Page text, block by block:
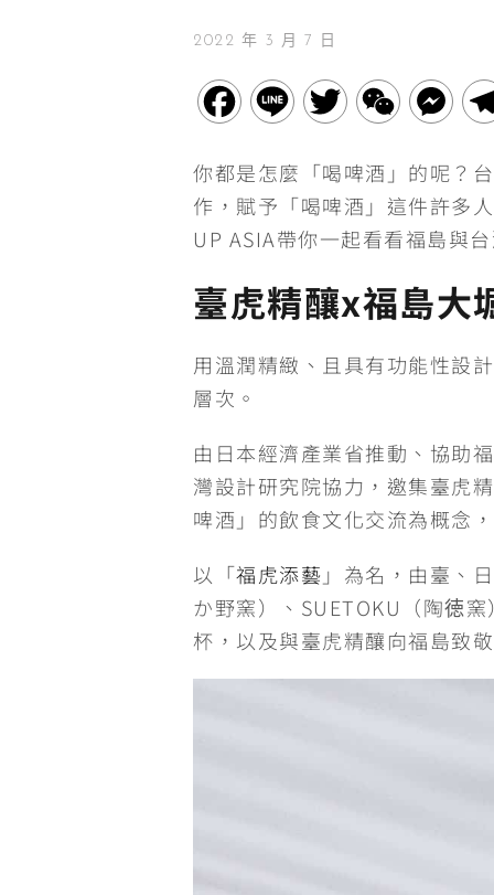
2022 年 3 月 7 日
F
c
e
o
o
k
L
n
e
T
t
e
r
W
C
h
t
M
s
s
n
g
r
你都是怎麼「喝啤酒」的呢？
作，賦予「喝啤酒」這件許多
UP ASIA帶你一起看看福島與
臺虎精釀x福島大
用溫潤精緻、且具有功能性設
層次。
由日本經濟產業省推動、協助
灣設計研究院協力，邀集臺虎
啤酒」的飲食文化交流為概念
以「福虎添藝 」為名，由臺、
か野窯）、SUETOKU（陶徳
杯，以及與臺虎精釀向福島致